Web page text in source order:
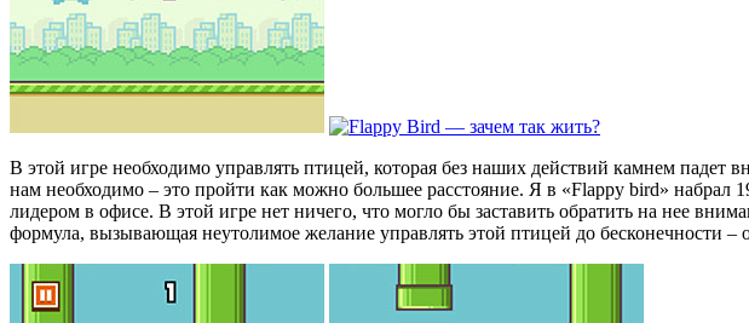
В этой игре необходимо управлять птицей, которая без наших действий камнем
нам необходимо – это пройти как можно большее расстояние. Я в «Flappy bird»
лидером в офисе. В этой игре нет ничего, что могло бы заставить обратить на нее
формула, вызывающая неутолимое желание управлять этой птицей до бесконечности –